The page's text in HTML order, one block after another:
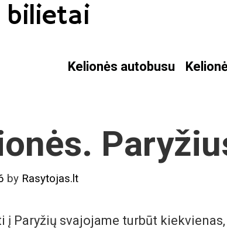
bilietai
Kelionės autobusu
by Rasytojas.lt
į Paryžių svajojame turbūt